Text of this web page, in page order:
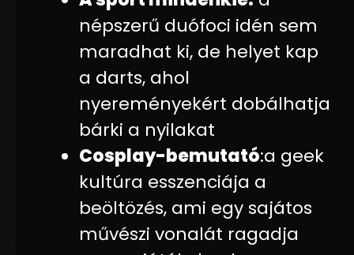
népszerű duófoci idén sem
maradhat ki, de helyet kap
a darts, ahol
nyereményekért dobálhatja
bárki a nyilakat
Cosplay-bemutató:a geek
kultúra esszenciája a
beöltözés, ami egy sajátos
művészi vonalát ragadja